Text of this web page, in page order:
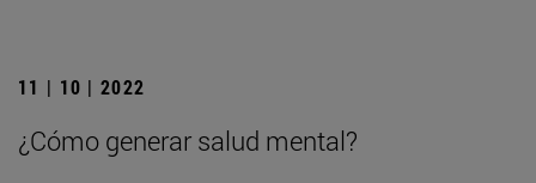
11 | 10 | 2022
¿Cómo generar salud mental?